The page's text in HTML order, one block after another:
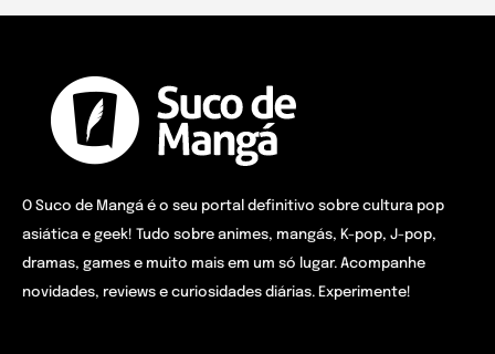
O Suco de Mangá é o seu portal definitivo sobre cultura pop
asiática e geek! Tudo sobre animes, mangás, K-pop, J-pop,
dramas, games e muito mais em um só lugar. Acompanhe
novidades, reviews e curiosidades diárias. Experimente!